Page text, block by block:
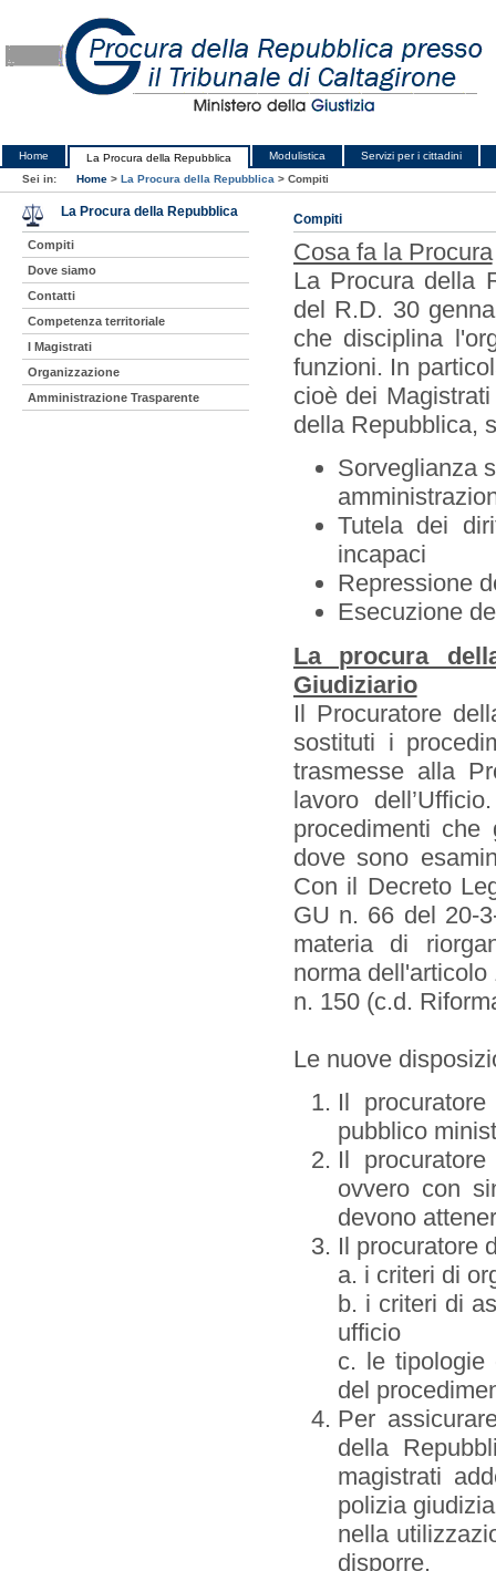
Home La Procura della Repubblica Modulistica
Servizi per i cittadini
Sei in:
Home > La Procura della Repubblica > Compiti
Compiti
Cosa fa la Procura
La Procura della
del R.D. 30
che disciplina
funzioni. In
cioè dei
della Repubblica,
Sorveglianza
Tutela dei
incapaci
Repressione
Esecuzione
La procura
Giudiziario
Il Procuratore
sostituti i
trasmesse alla
lavoro
procedimenti
dove sono
Con il Decreto
GU n. 66 del 20-
materia di
norma
n. 150 (c.d.
Le nuove
Il
pubblico
Il
ovvero con
devono
Il procuratore
a. i criteri di
b. i criteri di
ufficio
c. le tipologie
del
Per
della
magistrati
polizia
nella
disporre.
La Procura della Repubblica
Compiti
Dove siamo
Contatti
Competenza territoriale
I Magistrati
Organizzazione
Amministrazione Trasparente